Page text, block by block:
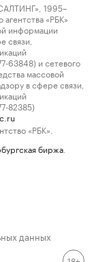
1995–
«РБК»
информации
связи,
63848) и сетевого
массовой
в сфере связи,
82385)
«РБК».
биржа
данных